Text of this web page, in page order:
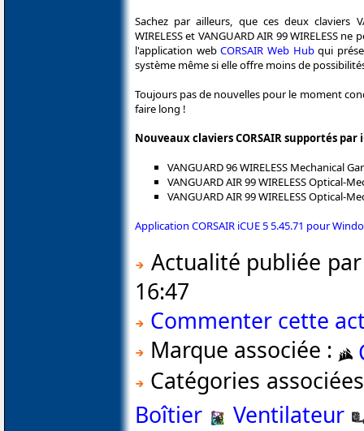
Sachez par ailleurs, que ces deux claviers
WIRELESS et VANGUARD AIR 99 WIRELESS
l'application webCORSAIR Web Hubqui
système même si elle offre moins de
Toujours pas de nouvelles pour le moment
faire long !
Nouveaux claviers CORSAIR supportés par
VANGUARD 96 WIRELESS Mechanical
VANGUARD AIR 99 WIRELESS Optical-
VANGUARD AIR 99 WIRELESS Optical-
Application CORSAIR iCUE 5 5.45.71 pour
Actualité publiée
16:47
Commenter cette
Marque associée :
Catégories
Boîtier
Ventilateur